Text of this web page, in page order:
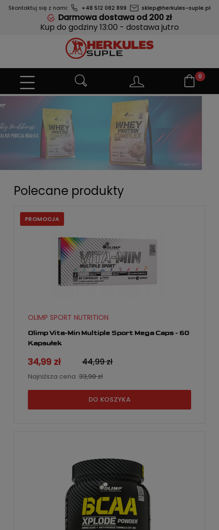
Skontaktuj się z nami: +48 512 082 899 sklep@herkules-suple.pl
Darmowa dostawa od 200 zł
Kup do godziny 13:00 - dostawa jutro
Polecane produkty
Olimp Vita-Min Multiple Sport Mega Caps - 60
Kapsułek
OLIMP SPORT NUTRITION
34,99 zł 44,99 zł
Najniższa cena: 33,90 zł
DO KOSZYKA
PROMOCJA